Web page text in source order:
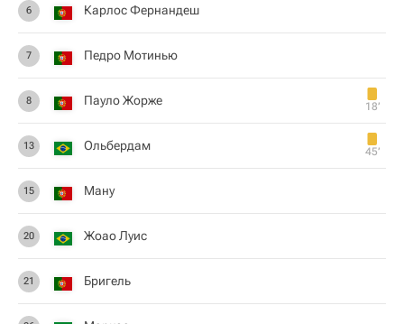
6 Карлос Фернандеш
7 Педро Мотинью
8 Пауло Жорже 18‎’‎
13 Ольбердам 45‎’‎
15 Ману
20 Жоао Луис
21 Бpигель